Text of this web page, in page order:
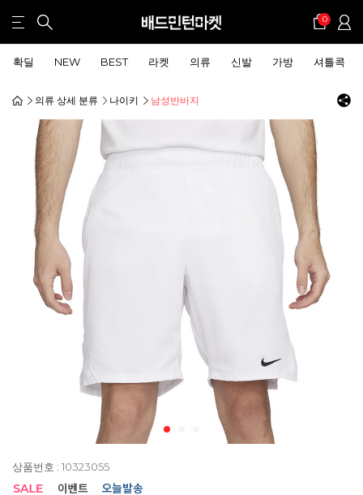
0
확딜 NEW BEST 라켓 의류 신발 가방 셔틀콕
의류 상세 분류 나이키 남성반바지
상품번호 : 10323055